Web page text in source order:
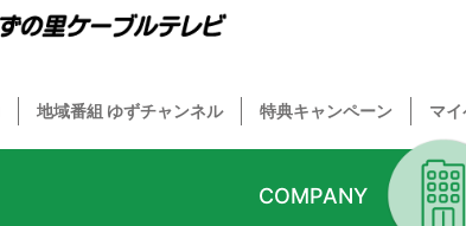
地域番組 ゆずチャンネル 特典キャンペーン マ
COMPANY